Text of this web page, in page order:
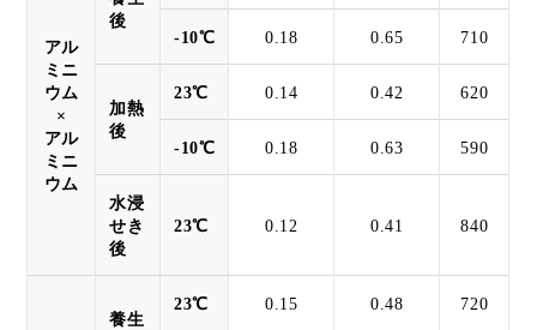
アル
ミニ
ウム
×
アル
ミニ
ウム
後
-10℃
0.18 0.65 710
加熱
後
23℃ 0.14 0.42 620
-10℃ 0.18 0.63 590
水浸
せき
後
23℃ 0.12 0.41 840
養生
23℃ 0.15 0.48 720